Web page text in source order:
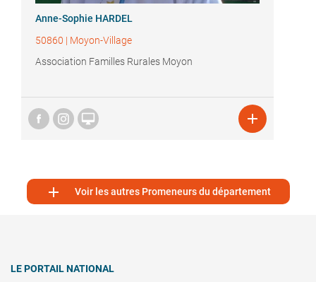
Anne-Sophie HARDEL
50860 | Moyon-Village
Association Familles Rurales Moyon
 
 Voir les autres Promeneurs du département
LE PORTAIL NATIONAL